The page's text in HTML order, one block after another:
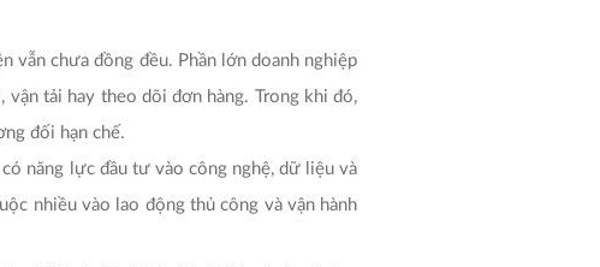
vẫn chưa đồng đều. Phần lớn doanh nghiệp
vận tải hay theo dõi đơn hàng. Trong khi đó,
đối hạn chế.
năng lực đầu tư vào công nghệ, dữ liệu và
nhiều vào lao động thủ công và vận hành